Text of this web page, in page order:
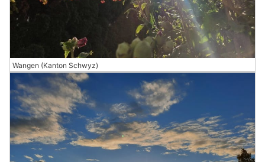
Wangen (Kanton Schwyz)